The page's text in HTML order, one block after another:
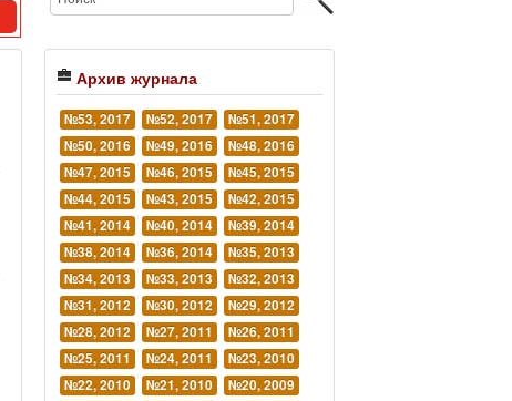
Архив журнала
№53, 2017 №52, 2017
№51, 2017
№50, 2016
№49, 2016
№48, 2016
№47, 2015
№46, 2015
№45, 2015
№44, 2015
№43, 2015
№42, 2015
№41, 2014
№40, 2014
№39, 2014
№38, 2014
№36, 2014
№35, 2013
№34, 2013
№33, 2013
№32, 2013
№31, 2012
№30, 2012
№29, 2012
№28, 2012
№27, 2011
№26, 2011
№25, 2011
№24, 2011
№23, 2010
№22, 2010
№21, 2010
№20, 2009